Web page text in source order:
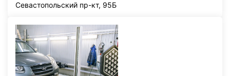
Севастопольский пр-кт, 95Б